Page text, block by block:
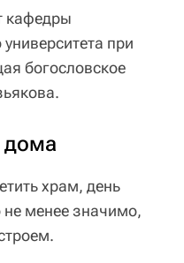
кафедры
при
богословское
дома
храм, день
менее значимо,